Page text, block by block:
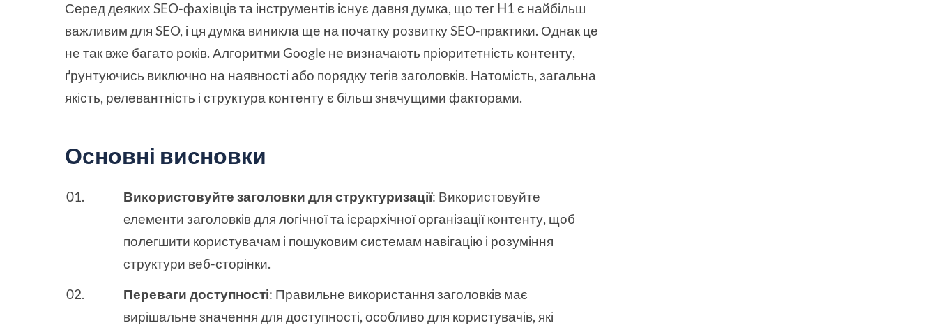
Серед деяких SEO-фахівців та інструментів існує давня думка, що тег H1 є найбільш
важливим для SEO, і ця думка виникла ще на початку розвитку SEO-практики. Однак це
не так вже багато років. Алгоритми Google не визначають пріоритетність контенту,
ґрунтуючись виключно на наявності або порядку тегів заголовків. Натомість, загальна
якість, релевантність і структура контенту є більш значущими факторами.
Основні висновки
Використовуйте заголовки для структуризації: Використовуйте
елементи заголовків для логічної та ієрархічної організації контенту, щоб
полегшити користувачам і пошуковим системам навігацію і розуміння
структури веб-сторінки.
Переваги доступності: Правильне використання заголовків має
вирішальне значення для доступності, особливо для користувачів, які